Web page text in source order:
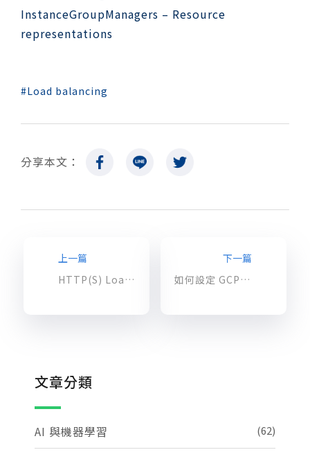
InstanceGroupManagers – Resource
representations
Load balancing
分享本文：
上一篇
HTTP(S) Load Balancing, SSL Proxy 和 Network Load Balancing 新的網段加入
下一篇
如何設定 GCP HTTP(S) 負載平衡器
文章分類
AI 與機器學習 (62)